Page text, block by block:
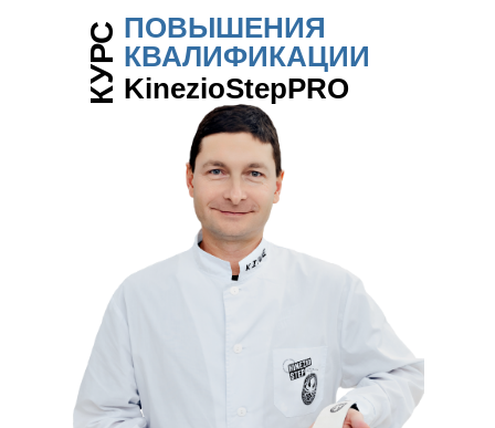
ПОВЫШЕНИЯ
КВАЛИФИКАЦИИ
КУРС KinezioStepPRO